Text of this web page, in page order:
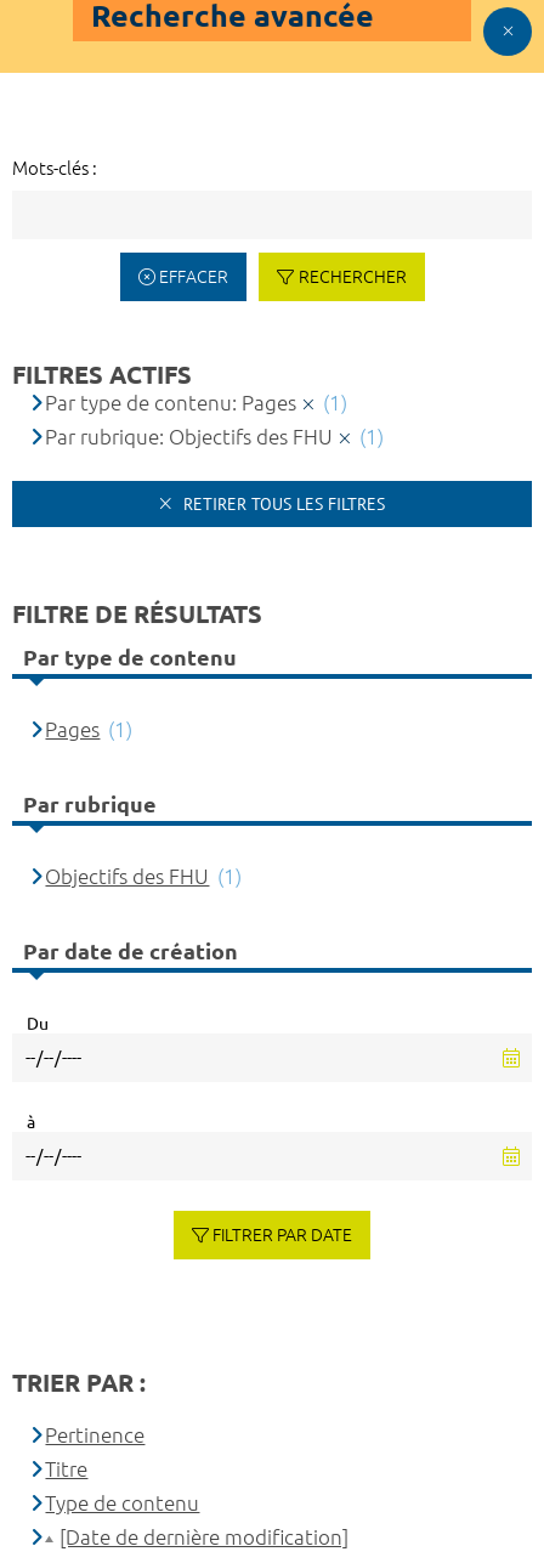
Recherche avancée
Mots-clés :
EFFACER RECHERCHER
FILTRES ACTIFS
Par type de contenu: Pages
(1)
Par rubrique: Objectifs des FHU
(1)
RETIRER TOUS LES FILTRES
FILTRE DE RÉSULTATS
Par type de contenu
Pages (1)
Par rubrique
Objectifs des FHU (1)
Par date de création
Du
à
FILTRER PAR DATE
TRIER PAR :
Pertinence
Titre
Type de contenu
[Date de dernière modification]